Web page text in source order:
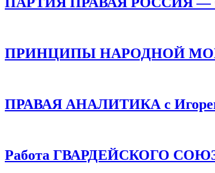
ПРИНЦИПЫ НАРОДНОЙ
ПРАВАЯ АНАЛИТИКА с
Работа ГВАРДЕЙСКОГО СОЮЗА